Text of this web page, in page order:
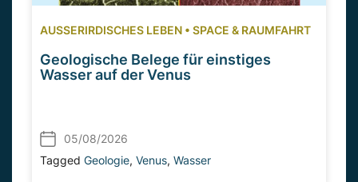
AUSSERIRDISCHES LEBEN • SPACE & RAUMFAHRT
Geologische Belege für einstiges
Wasser auf der Venus
05/08/2026
Tagged Geologie, Venus, Wasser